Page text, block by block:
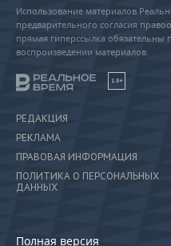
Использование материалов
предварительного согласия
прямая гиперссылка
воспроизведении материалов.
18+
РЕДАКЦИЯ
РЕКЛАМА
ПРАВОВАЯ ИНФОРМАЦИЯ
ПОЛИТИКА О ПЕРСОНАЛЬНЫХ
ДАННЫХ
Полная версия